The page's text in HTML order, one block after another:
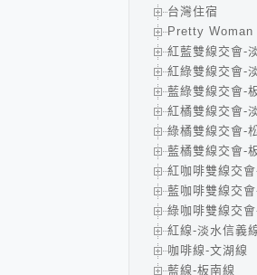
台灣住宿
Pretty Woman
紅藍雙線交會-
紅綠雙線交會-
藍綠雙線交會-
紅橘雙線交會-
綠橘雙線交會-
藍橘雙線交會-
紅咖啡雙線交
藍咖啡雙線交
綠咖啡雙線交
紅線-淡水信義
咖啡線-文湖線
藍線-板南線